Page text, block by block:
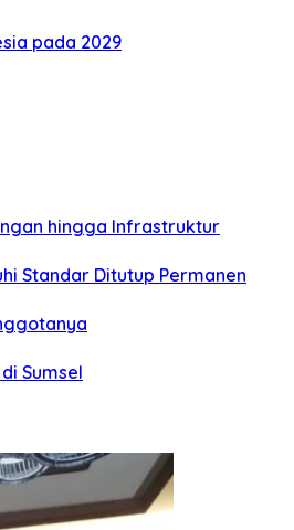
pada 2029
hingga Infrastruktur
Standar Ditutup Permanen
Sumsel